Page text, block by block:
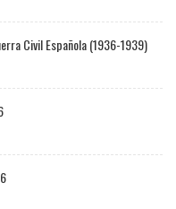
Civil Española (1936-1939)